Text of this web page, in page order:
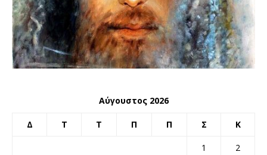
Αύγουστος 2026
Δ Τ Τ Π Π Σ Κ
1
2